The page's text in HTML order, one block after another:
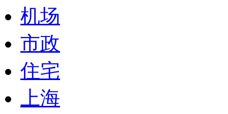
机场
市政
住宅
上海